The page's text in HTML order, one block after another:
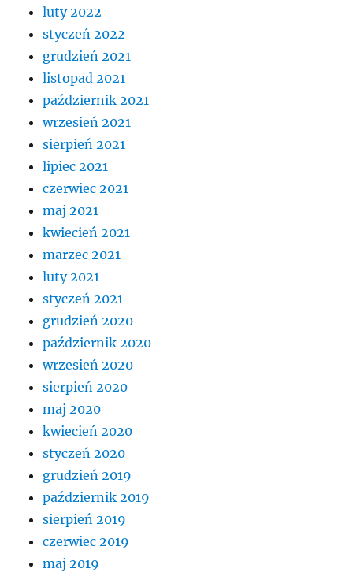
luty 2022
styczeń 2022
grudzień 2021
listopad 2021
październik 2021
wrzesień 2021
sierpień 2021
lipiec 2021
czerwiec 2021
maj 2021
kwiecień 2021
marzec 2021
luty 2021
styczeń 2021
grudzień 2020
październik 2020
wrzesień 2020
sierpień 2020
maj 2020
kwiecień 2020
styczeń 2020
grudzień 2019
październik 2019
sierpień 2019
czerwiec 2019
maj 2019